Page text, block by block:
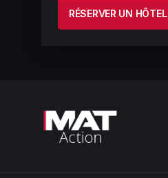
RÉSERVER UN HÔTEL